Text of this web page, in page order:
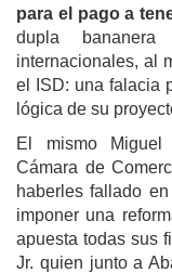
para el pago a
dupla
internacionales, al
el ISD: una falacia
lógica de su
El mismo
Cámara de
haberles fallado
imponer una
apuesta todas sus
Jr. quien junto a